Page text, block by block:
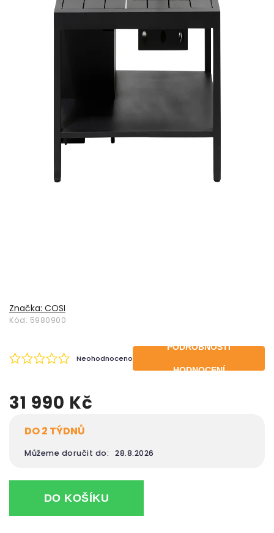
Značka: COSI
Kód: 5980900
Neohodnoceno
PODROBNOSTI
HODNOCENÍ
31 990 Kč
DO 2 TÝDNŮ
Můžeme doručit do: 28.8.2026
DO KOŠÍKU